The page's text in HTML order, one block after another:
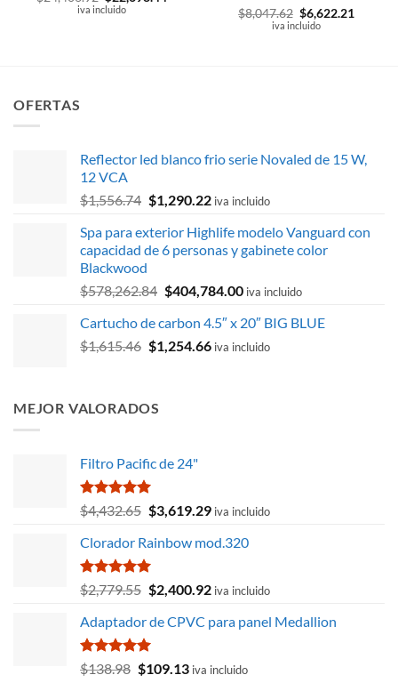
precio
iva incluido
Valorado
con5de 5
$8,047.62 El
precio
$6,622.21
iva incluido
OFERTAS
Reflector led blanco frio serie Novaled de 15 W,
12 VCA
$1,556.74 El
original
era:
$1,290.22El
actual
es:
iva incluido
Spa para exterior Highlife modelo Vanguard con
capacidad de 6 personas y gabinete color
Blackwood
$578,262.84 El
original
era:
$404,784.00El
actual
es:
iva incluido
Cartucho de carbon 4.5″ x 20″ BIG BLUE
$1,615.46 El
era:
$1,615.46.
$1,254.66Eliva incluido
MEJOR VALORADOS
Filtro Pacific de 24"
Valorado
con
de 5
$4,432.65 El
original
era:
$4,432.65.
$3,619.29El
actual
$3,619.29.
iva incluido
Clorador Rainbow mod.320
Valorado
con
de 5
$2,779.55 El
original
era:
$2,779.55.
$2,400.92El
actual
$2,400.92.
iva incluido
Adaptador de CPVC para panel Medallion
Valorado
con
$138.98 El
$109.13Eliva incluido